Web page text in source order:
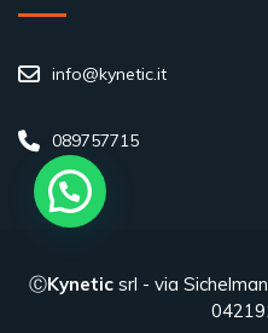
info@kynetic.it
089757715
ⒸKynetic srl - via